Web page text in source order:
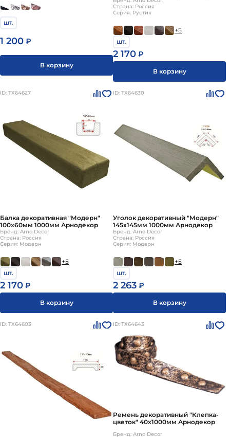
шт.
1 200 ₽
В корзину
Страна: Россия
Серия: Рустик
+5
шт.
2 170 ₽
В корзину
ID: ТХ64627
Балка декоративная "Модерн"
100х60мм 1000мм Арнодекор
Бренд: Arno Decor
Страна: Россия
Серия: Модерн
+5
шт.
2 170 ₽
В корзину
ID: ТХ64630
Уголок декоративный "Модерн"
145х145мм 1000мм Арнодекор
Бренд: Arno Decor
Страна: Россия
Серия: Модерн
+5
шт.
2 263 ₽
В корзину
ID: ТХ64603 ID: ТХ64643
Ремень декоративный "Клепка-
цветок" 40х1000мм Арнодекор
Бренд: Arno Decor